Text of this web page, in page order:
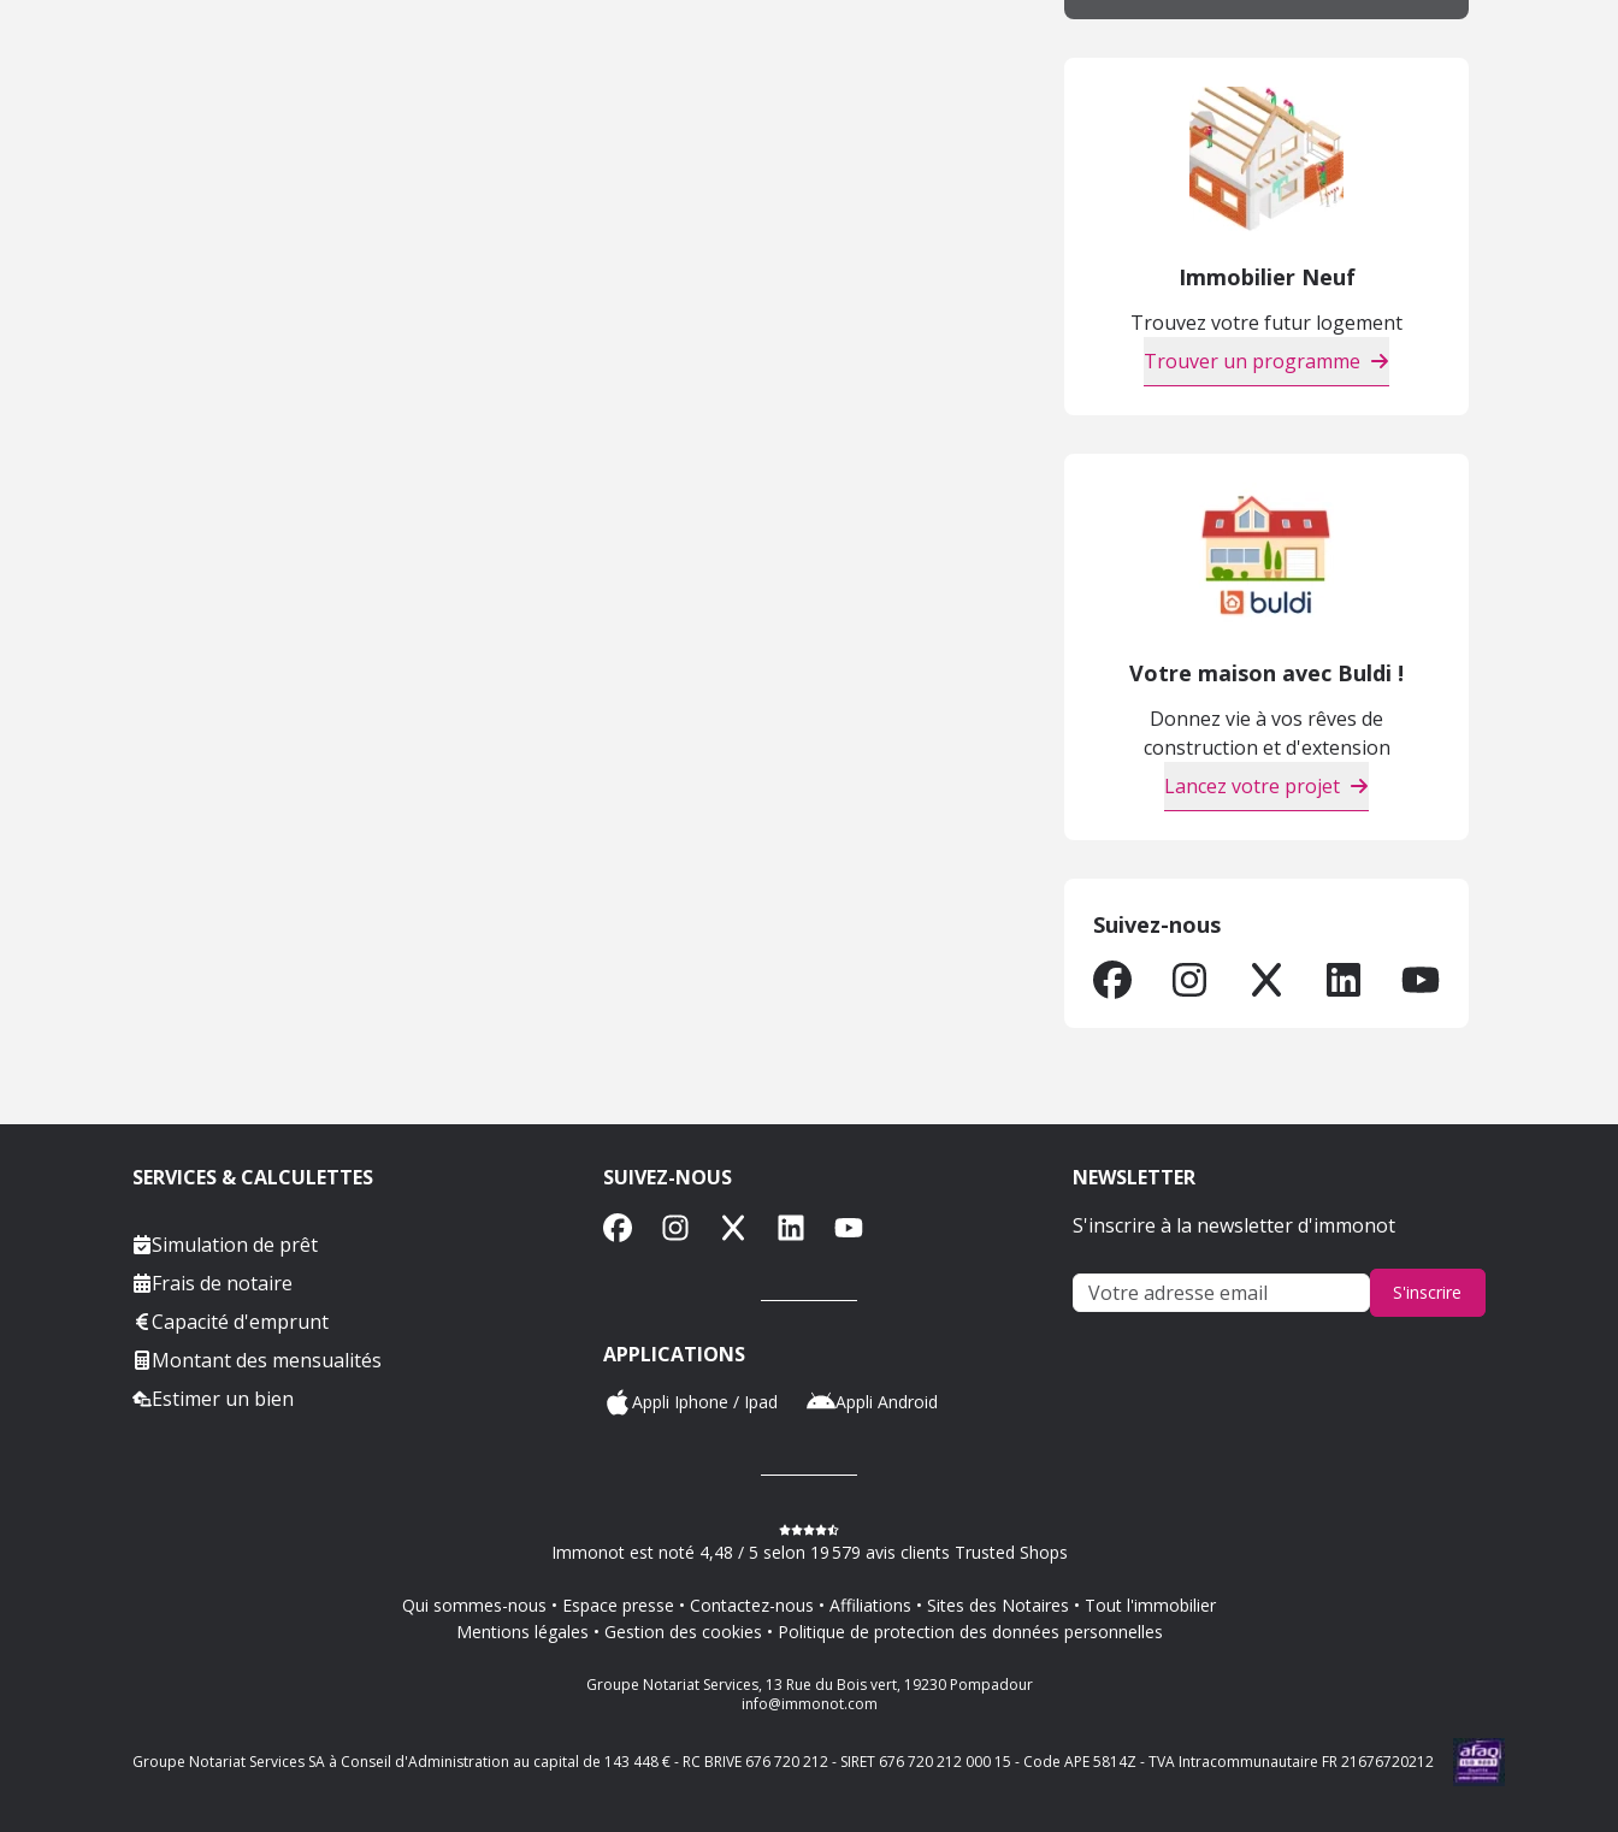
Immobilier Neuf
Trouvez votre futur logement
Trouver un programme
Votre maison avec Buldi !
Donnez vie à vos rêves de
construction et d'extension
Lancez votre projet
Suivez-nous
SERVICES & CALCULETTES
Simulation de prêt
Frais de notaire
Capacité d'emprunt
Montant des mensualités
Estimer un bien
SUIVEZ-NOUS
FacebookInstagram
X LinkedInYouTube
APPLICATIONS
Appli Iphone / Ipad Appli Android
NEWSLETTER
S'inscrire à la newsletter d'immonot
S'inscrire
Immonot est noté 4,48 / 5 selon 19 579 avis clients Trusted Shops
Qui sommes-nous Espace presse Contactez-nous Affiliations Sites des Notaires
Tout l'immobilier
Mentions légales
Gestion des cookies Politique de protection des données personnelles
Groupe Notariat Services, 13 Rue du Bois vert, 19230 Pompadour
info@immonot.com
Groupe Notariat Services SA à Conseil d'Administration au capital de 143 448 € - RC BRIVE 676 720 212 - SIRET 676 720 212 000 15 - Code APE 5814Z - TVA Intracommunautaire FR 21676720212